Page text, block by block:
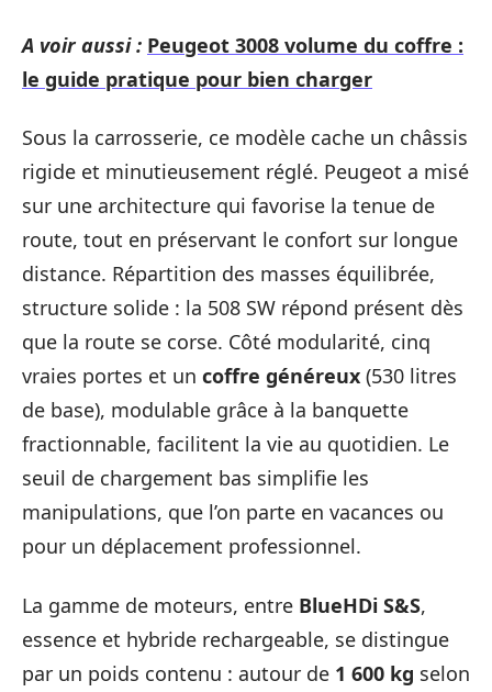
A voir aussi : Peugeot 3008 volume du coffre :
le guide pratique pour bien charger
Sous la carrosserie, ce modèle cache un châssis
rigide et minutieusement réglé. Peugeot a misé
sur une architecture qui favorise la tenue de
route, tout en préservant le confort sur longue
distance. Répartition des masses équilibrée,
structure solide : la 508 SW répond présent dès
que la route se corse. Côté modularité, cinq
vraies portes et un coffre généreux (530 litres
de base), modulable grâce à la banquette
fractionnable, facilitent la vie au quotidien. Le
seuil de chargement bas simplifie les
manipulations, que l’on parte en vacances ou
pour un déplacement professionnel.
La gamme de moteurs, entre BlueHDi S&S,
essence et hybride rechargeable, se distingue
par un poids contenu : autour de 1 600 kg selon